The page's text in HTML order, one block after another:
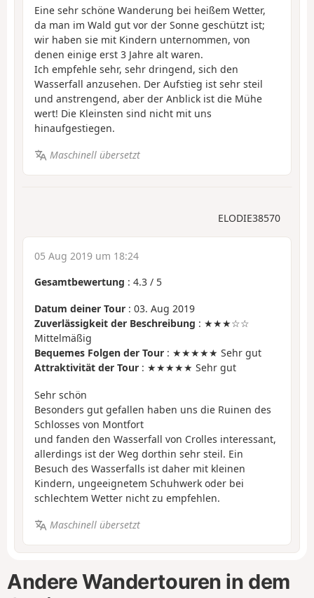
Eine sehr schöne Wanderung bei heißem Wetter,
da man im Wald gut vor der Sonne geschützt ist;
wir haben sie mit Kindern unternommen, von
denen einige erst 3 Jahre alt waren.
Ich empfehle sehr, sehr dringend, sich den
Wasserfall anzusehen. Der Aufstieg ist sehr steil
und anstrengend, aber der Anblick ist die Mühe
wert! Die Kleinsten sind nicht mit uns
hinaufgestiegen.
Maschinell übersetzt
ELODIE38570
05 Aug 2019 um 18:24
Gesamtbewertung : 4.3 / 5
Datum deiner Tour : 03. Aug 2019
Zuverlässigkeit der Beschreibung : ★★★☆☆
Mittelmäßig
Bequemes Folgen der Tour : ★★★★★ Sehr gut
Attraktivität der Tour : ★★★★★ Sehr gut
Sehr schön
Besonders gut gefallen haben uns die Ruinen des
Schlosses von Montfort
und fanden den Wasserfall von Crolles interessant,
allerdings ist der Weg dorthin sehr steil. Ein
Besuch des Wasserfalls ist daher mit kleinen
Kindern, ungeeignetem Schuhwerk oder bei
schlechtem Wetter nicht zu empfehlen.
Maschinell übersetzt
Andere Wandertouren in dem